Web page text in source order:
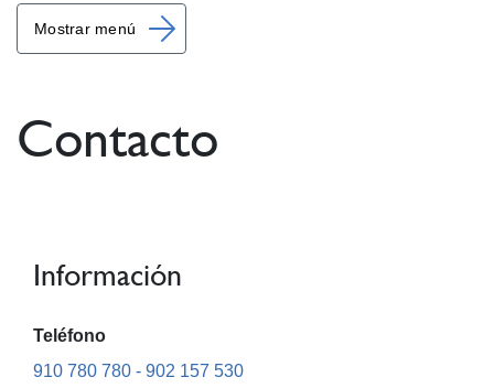
Mostrar menú
Contacto
Información
Teléfono
910 780 780 - 902 157 530